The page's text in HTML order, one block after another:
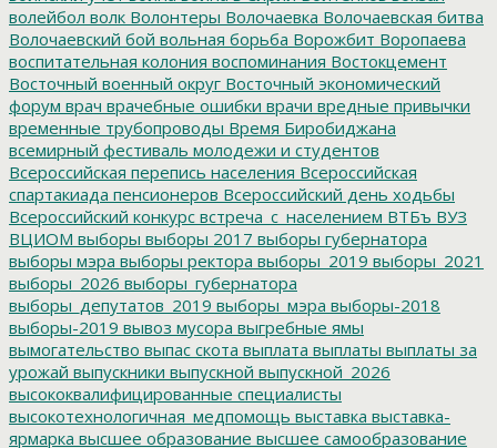
волейбол волк Волонтеры Волочаевка Волочаевская битва
Волочаевский бой вольная борьба Ворожбит Воропаева
воспитательная колония воспоминания Востокцемент
Восточный военный округ Восточный экономический
форум врач врачебные ошибки врачи вредные привычки
временные трубопроводы Время Биробиджана
всемирный фестиваль молодежи и студентов
Всероссийская перепись населения Всероссийская
спартакиада пенсионеров Всероссийский день ходьбы
Всероссийский конкурс встреча_с_населением ВТБъ ВУЗ
ВЦИОМ выборы выборы 2017 выборы губернатора
выборы мэра выборы ректора выборы_2019 выборы_2021
выборы_2026 выборы_губернатора
выборы_депутатов_2019 выборы_мэра выборы-2018
выборы-2019 вывоз мусора выгребные ямы
вымогательство выпас скота выплата выплаты выплаты за
урожай выпускники выпускной выпускной_2026
высококвалифицированные специалисты
высокотехнологичная_медпомощь выставка выставка-
ярмарка высшее образование высшее самообразование